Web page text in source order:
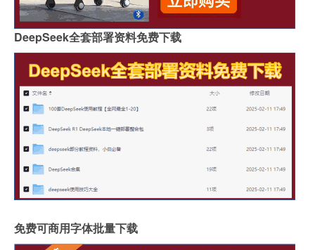
DeepSeek全套部署资料免费下载
免费可商用字体批量下载